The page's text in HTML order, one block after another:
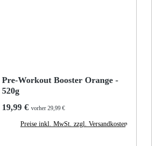
Pre-Workout Booster Orange -
520g
Regulärer Preis:
19,99 € vorher 29,99 €
Preise inkl. MwSt. zzgl. Versandkosten